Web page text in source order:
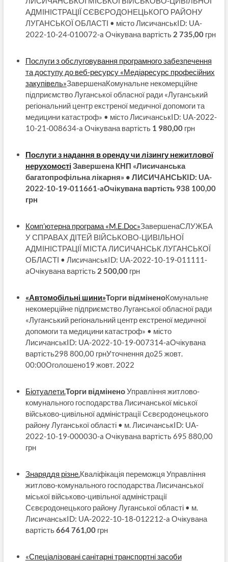
АДМІНІСТРАЦІЇ СЄВЄРОДОНЕЦЬКОГО РАЙОНУ
ЛУГАНСЬКОЇ ОБЛАСТІ • місто ЛисичанськID: UA-
2022-10-24-010072-a Очікувана вартість 2 735,00грн
Послуги з обслуговування програмного забезпечення
та доступу до веб-ресурсу «Медіаресурс професійних
закупівель»ЗавершенаКомунальне некомерційне
підприємство Луганської обласної ради «Луганський
регіональний центр екстреної медичної допомоги та
медицини катастроф» • місто ЛисичанськID: UA-2022-
10-21-008634-a Очікувана вартість 1 980,00 грн
Послуги з надання в оренду чи лізингу нежитлової
нерухомостіЗавершена КНП «Лисичанська
багатопрофільна лікарня» • ЛИСИЧАНСЬКID: UA-
2022-10-19-011661-aОчікувана вартість 938 100,00
грн
Комп’ютерна програма «M.E.Doc»ЗавершенаСЛУЖБА
У СПРАВАХ ДІТЕЙ ВІЙСЬКОВО-ЦИВІЛЬНОЇ
АДМІНІСТРАЦІЇ МІСТА ЛИСИЧАНСЬК ЛУГАНСЬКОЇ
ОБЛАСТІ • ЛисичанськID: UA-2022-10-19-011111-
aОчікувана вартість 2 500,00грн
«Автомобільні шини»Торги відміненоКомунальне
некомерційне підприємство Луганської обласної ради
«Луганський регіональний центр екстреної медичної
допомоги та медицини катастроф» • місто
ЛисичанськID: UA-2022-10-19-007314-aОчікувана
вартість298 800,00 грнУточнення до25 жовт.
00:00Оголошено19 жовт. 2022
Біотуалети.Торги відміненоУправління житлово-
комунального господарства Лисичанської міської
військово-цивільної адміністрації Сєвєродонецького
району Луганської області • м. ЛисичанськID: UA-
2022-10-19-000030-a Очікувана вартість 695 880,00
грн
Знаряддя різне.Кваліфікація переможця Управління
житлово-комунального господарства Лисичанської
міської військово-цивільної адміністрації
Сєвєродонецького району Луганської області • м.
ЛисичанськID: UA-2022-10-18-012212-a Очікувана
вартість664 761,00грн
«Спеціалізовані санітарні транспортні засоби